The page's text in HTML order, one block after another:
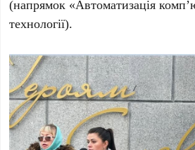
(напрямок «Автоматизація
технології).